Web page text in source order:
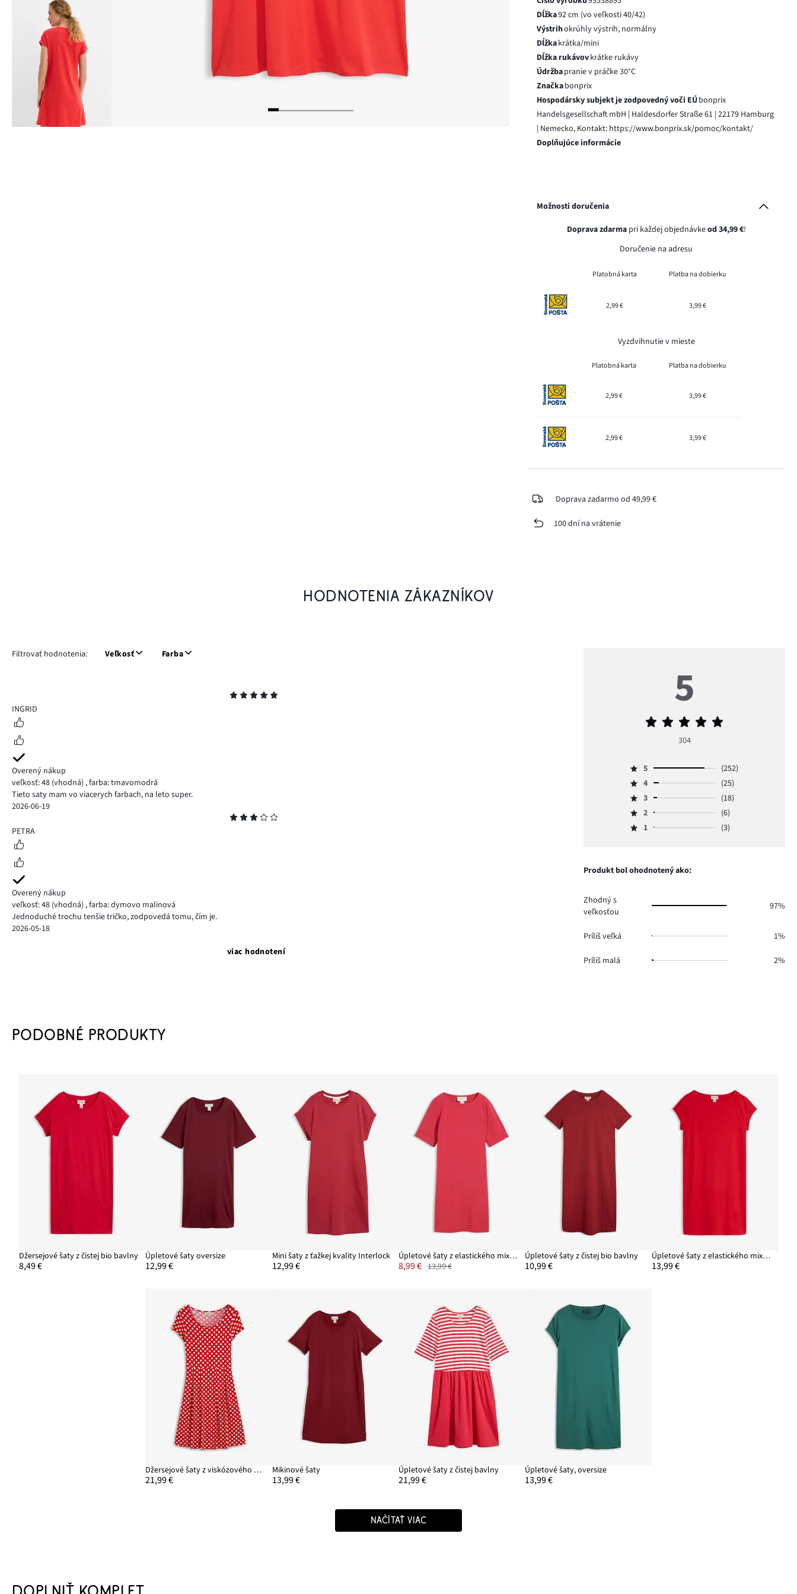
Dĺžka92 cm (vo veľkosti 40/42)
Výstrihokrúhly výstrih, normálny
Dĺžkakrátka/mini
Dĺžka rukávovkrátke rukávy
Údržbapranie v práčke 30°C
Značkabonprix
Hospodársky subjekt je zodpovedný voči EÚbonprix
Handelsgesellschaft mbH | Haldesdorfer Straße 61 | 22179 Hamburg
| Nemecko, Kontakt: https://www.bonprix.sk/pomoc/kontakt/
Doplňujúce informácie
Možnosti doručenia
Doprava zdarmapri každej objednávkeod 34,99 €!
Doručenie na adresu
Platobná karta Platba na dobierku
2,99 € 3,99 €
Vyzdvihnutie v mieste
Platobná karta Platba na dobierku
2,99 € 3,99 €
2,99 € 3,99 €
Doprava zadarmo od 49,99 €
100 dní na vrátenie
HODNOTENIA ZÁKAZNÍKOV
Filtrovať hodnotenia: Veľkosť Farba
5
INGRID
Overený nákup
veľkosť: 48 (vhodná) ,farba: tmavomodrá
Tieto saty mam vo viacerych farbach, na leto super.
2026-06-19
3
PETRA
Overený nákup
veľkosť: 48 (vhodná) ,farba: dymovo malinová
Jednoduché trochu tenšie tričko, zodpovedá tomu, čím je.
2026-05-18
viac hodnotení
5
Priemerné
5
304
Hodnotenie
5,
počet
hlasov
5
(252)
Hodnotenie
4,
počet
hlasov
4
(25)
Hodnotenie
3,
počet
3
(18)
Hodnotenie
2,
6.
2
(6)
Hodnotenie
hlasov
1 (3)
Produkt bol ohodnotený ako:
Zhodný s
veľkosťou
97%
Príliš veľká 1%
Príliš malá 2%
PODOBNÉ PRODUKTY
Džersejové šaty z čistej bio bavlny
8,49 €
Úpletové šaty oversize
12,99 €
Mini šaty z ťažkej kvality Interlock
12,99 €
Úpletové šaty z elastického mixu bavlny
8,99 € 13,99 €
Úpletové šaty z čistej bio bavlny
10,99 €
Úpletové šaty z elastického mixu bavlny
13,99 €
Džersejové šaty z viskózového mixu
21,99 €
Mikinové šaty
13,99 €
Úpletové šaty z čistej bavlny
21,99 €
Úpletové šaty, oversize
13,99 €
NAČÍTAŤ VIAC